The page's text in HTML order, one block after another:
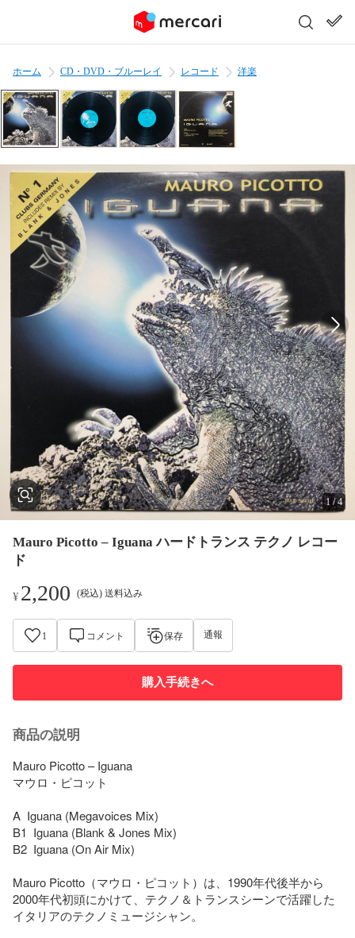
ホーム CD・DVD・ブルーレイ レコード 洋楽
1 /4
Mauro Picotto – Iguana ハードトランス テクノ レコー
ド
¥2,200 (税込) 送料込み
1 コメント 保存 通報
購入手続きへ
商品の説明
Mauro Picotto – Iguana
マウロ・ピコット
A  Iguana (Megavoices Mix)
B1  Iguana (Blank & Jones Mix)
B2  Iguana (On Air Mix)
Mauro Picotto（マウロ・ピコット）は、1990年代後半から
2000年代初頭にかけて、テクノ＆トランスシーンで活躍した
イタリアのテクノミュージシャン。